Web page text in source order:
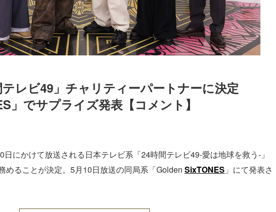
Unmute / Loaded:
87.03%
レビ49」チャリティーパートナーに決定
」でサプライズ発表【コメント】
にかけて放送される日本テレビ系「24時間テレビ49‐愛は地球を救う‐」
めることが決定。5月10日放送の同局系「Golden SixTONES 」にて発表さ